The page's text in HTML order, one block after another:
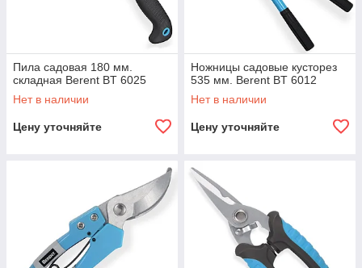
Пила садовая 180 мм.
складная Berent BT 6025
Нет в наличии
Цену уточняйте
Ножницы садовые кусторез
535 мм. Berent BT 6012
Нет в наличии
Цену уточняйте